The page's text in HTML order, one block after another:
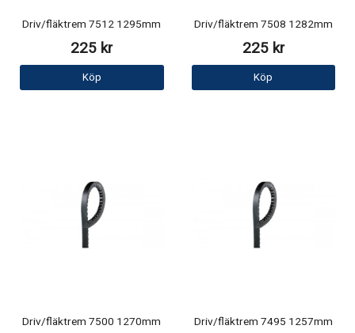
Driv/fläktrem 7512 1295mm
225 kr
Köp
Driv/fläktrem 7508 1282mm
225 kr
Köp
Driv/fläktrem 7500 1270mm Driv/fläktrem 7495 1257mm